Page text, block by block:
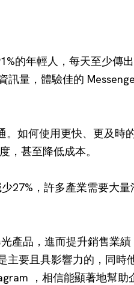
的年輕人，每天至少傳
訊量，體驗佳的
。如何使用更快、更及時
，甚至降低成本。
27%，許多產業需要大
產品，進而提升銷售業
主要且具影響力的，同時
，相信能顯著地幫助